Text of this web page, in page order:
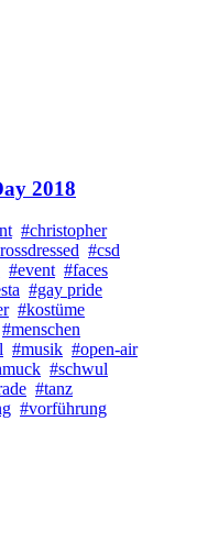
2018
#christopher
#csd
#event #faces
#gay pride
#kostüme
#menschen
#musik #open-air
#schwul
#tanz
#vorführung